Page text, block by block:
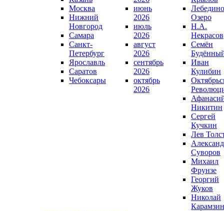
Москва
Нижний
Новгород
Самара
Санкт-
Петербург
Ярославль
Саратов
Чебоксары
июнь
2026
июль
2026
август
2026
сентябрь
2026
октябрь
2026
Озеро
Н.А.
Некрасов
Семён
Иван
Кулибин
Никитин
Сергей
Кучкин
Лев
Суворов
Михаил
Фрунзе
Георгий
Жуков
Николай
Карамзин